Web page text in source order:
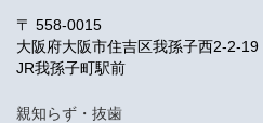
〒 558-0015
大阪府大阪市住吉区我孫子西2-2-19
JR我孫子町駅前
親知らず・抜歯